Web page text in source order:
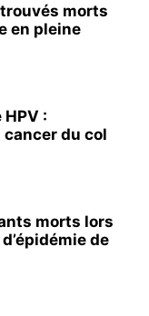
morts
en pleine
:
du col
morts lors
de